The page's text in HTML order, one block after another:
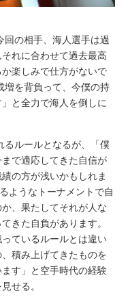
回の相手、海人選手は過
れに合わせて過去最高
楽しみで仕方がないで
増を背負って、今僕の持
と全力で海人を倒しに
るルールとなるが、「僕
で適応してきた自信が
の方が浅いかもしれま
ようなトーナメントで自
、果たしてそれが人な
きた自負があります。
ているルールとは違い
積み上げてきたものを
す」と空手時代の経験
せる。